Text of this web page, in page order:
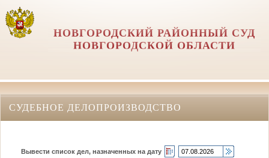
НОВГОРОДСКИЙ РАЙОННЫЙ СУД
НОВГОРОДСКОЙ ОБЛАСТИ
СУДЕБНОЕ ДЕЛОПРОИЗВОДСТВО
Вывести список дел, назначенных на дату